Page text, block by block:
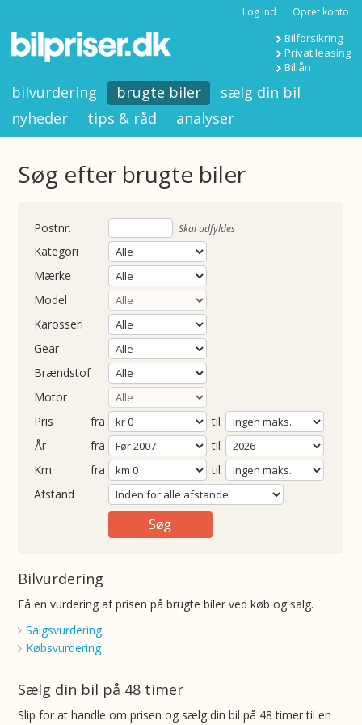
Log ind Opret konto
Bilforsikring
Privat leasing
Billån
bilvurdering brugte biler
sælg din bil
nyheder
tips & råd analyser
Søg efter brugte biler
Skal udfyldes
Kategori
Mærke
Model
Karosseri
Gear
Brændstof
Motor
Pris
fra
til
fra
til
fra
til
Afstand
Bilvurdering
Få en vurdering af prisen på brugte biler ved køb og salg.
Salgsvurdering
Købsvurdering
Sælg din bil på 48 timer
Slip for at handle om prisen og sælg din bil på 48 timer til en